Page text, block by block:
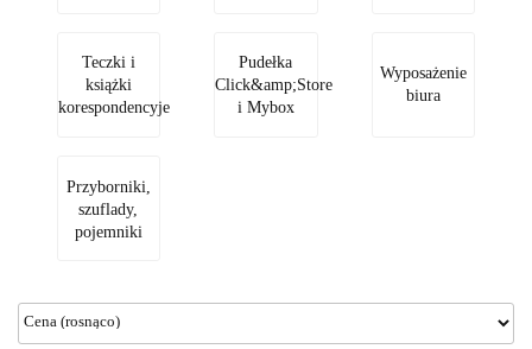
Teczki i
książki
korespondencyje
Pudełka
Click&amp;Store
i Mybox
Wyposażenie
biura
Przyborniki,
szuflady,
pojemniki